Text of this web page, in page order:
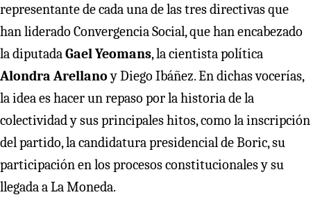
representante de cada una de las tres directivas que
han liderado Convergencia Social, que han encabezado
la diputada Gael Yeomans, la cientista política
Alondra Arellanoy Diego Ibáñez. En dichas vocerías,
la idea es hacer un repaso por la historia de la
colectividad y sus principales hitos, como la inscripción
del partido, la candidatura presidencial de Boric, su
participación en los procesos constitucionales y su
llegada a La Moneda.